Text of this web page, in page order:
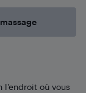
l'endroit où vous